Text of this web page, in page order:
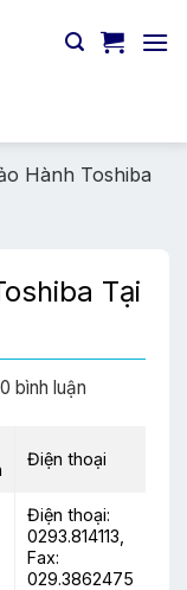
Hành Toshiba
Tại
0 bình luận
Điện thoại
Điện thoại:
0293.814113,
Fax:
029.3862475